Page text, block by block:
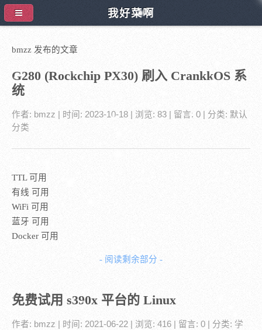
bmzz 发布的文章
G280 (Rockchip PX30) 刷入 CrankkOS 系
统
作者: bmzz | 时间: 2023-10-18 | 浏览: 83 | 留言: 0 | 分类: 默认
分类
TTL 可用
有线 可用
WiFi 可用
蓝牙 可用
Docker 可用
- 阅读剩余部分 -
免费试用 s390x 平台的 Linux
作者: bmzz | 时间: 2021-06-22 | 浏览: 416 | 留言: 0 | 分类: 学
我好菜啊